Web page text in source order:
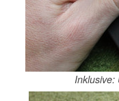
Inklusive: